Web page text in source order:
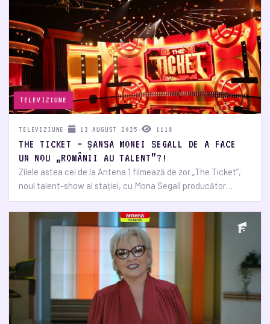
TELEVIZIUNE
TELEVIZIUNE · 13 AUGUST 2025 · 1118
THE TICKET – ȘANSA MONEI SEGALL DE A FACE
UN NOU „ROMÂNII AU TALENT”?!
Zilele astea cei de la Antena 1 filmează de zor „The Ticket”,
noul talent-show al stației, cu Mona Segall producător…